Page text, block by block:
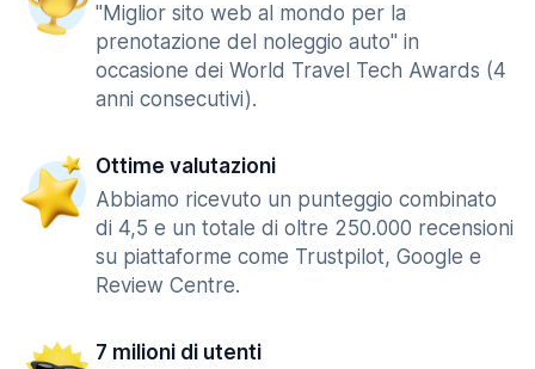
"Miglior sito web al mondo per la
prenotazione del noleggio auto" in
occasione dei World Travel Tech Awards (4
anni consecutivi).
Ottime valutazioni
Abbiamo ricevuto un punteggio combinato
di 4,5 e un totale di oltre 250.000 recensioni
su piattaforme come Trustpilot, Google e
Review Centre.
7 milioni di utenti